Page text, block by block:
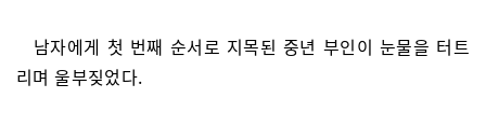
남자에게 첫 번째 순서로 지목된 중년 부인이 눈물을 터트
리며 울부짖었다.